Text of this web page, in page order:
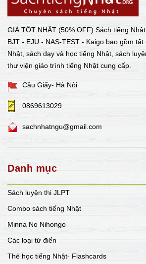
GIÁ TỐT NHẤT (50% OFF) Sách tiếng
BJT - EJU - NAS-TEST - Kaigo bao gồm
Nhật, sách dạy và học tiếng Nhật, sách
thư viện giáo trình tiếng Nhật cung cấp.
Cầu Giấy- Hà Nội
0869613029
sachnhatngu@gmail.com
Danh mục
Sách luyện thi JLPT
Combo sách tiếng Nhật
Minna No Nihongo
Các loại từ điển
Thẻ học tiếng Nhật- Flashcards